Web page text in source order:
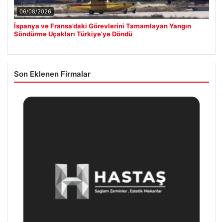
06/08/2026
İspanya ve Fransa’daki Görevlerini Tamamlayan Yangın
Söndürme Uçakları Türkiye’ye Döndü
Son Eklenen Firmalar